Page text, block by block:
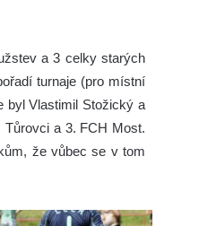
a 3 celky starých
turnaje (pro místní
byl Vlastimil Stožický a
Tůrovci a 3. FCH Most.
že vůbec se v tom